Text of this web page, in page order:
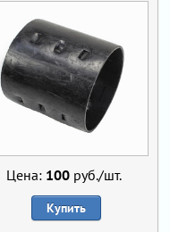
Цена: 100 руб./шт.
Купить